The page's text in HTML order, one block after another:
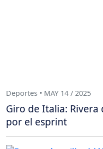
Deportes • MAY 14 / 2025
Giro de Italia:
por el esprint